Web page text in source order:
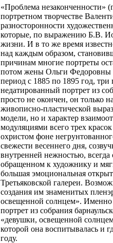
«Проблема незаконченности»
портретном творчестве
разносторонности
которые, по выражению Б.В.
жизни. И в то же время
над каждым образом,
причинам многие портреты
потом жены Ольги Федоровны
период с 1885 по 1895 год,
недатированный портрет из
просто не окончен, он только
живописно-пластической
модели, но и характер
модуляциями всего трех
охристом фоне
свежести весеннего дня,
внутренней нежностью,
обращенном к художнику и
большая эмоциональная
Третьяковской галереи.
создания им знаменитых
освещенной солнцем». Именно
портрет из собрания
«девушки, освещенной
которой она воспитывалась и
году.